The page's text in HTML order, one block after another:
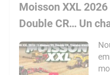
Moisson XXL
Double CR… Un